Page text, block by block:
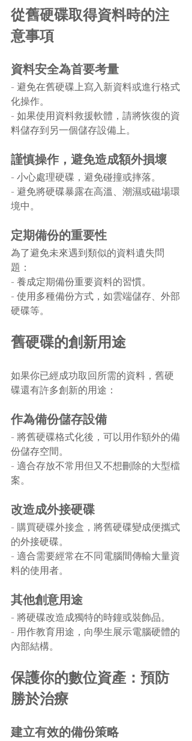
從舊硬碟取得資料時的注
意事項
資料安全為首要考量
- 避免在舊硬碟上寫入新資料或進行格式
化操作。
- 如果使用資料救援軟體，請將恢復的資
料儲存到另一個儲存設備上。
謹慎操作，避免造成額外損壞
- 小心處理硬碟，避免碰撞或摔落。
- 避免將硬碟暴露在高溫、潮濕或磁場環
境中。
定期備份的重要性
為了避免未來遇到類似的資料遺失問
題：
- 養成定期備份重要資料的習慣。
- 使用多種備份方式，如雲端儲存、外部
硬碟等。
舊硬碟的創新用途
如果你已經成功取回所需的資料，舊硬
碟還有許多創新的用途：
作為備份儲存設備
- 將舊硬碟格式化後，可以用作額外的備
份儲存空間。
- 適合存放不常用但又不想刪除的大型檔
案。
改造成外接硬碟
- 購買硬碟外接盒，將舊硬碟變成便攜式
的外接硬碟。
- 適合需要經常在不同電腦間傳輸大量資
料的使用者。
其他創意用途
- 將硬碟改造成獨特的時鐘或裝飾品。
- 用作教育用途，向學生展示電腦硬體的
內部結構。
保護你的數位資產：預防
勝於治療
建立有效的備份策略